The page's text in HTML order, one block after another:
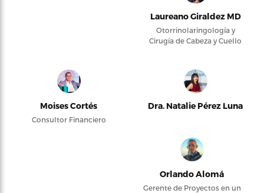
Laureano Giraldez MD
Otorrinolaringología y
Cirugía de Cabeza y Cuello
Moises Cortés
Consultor Financiero
Dra. Natalie Pérez Luna
Orlando Alomá
Gerente de Proyectos en un